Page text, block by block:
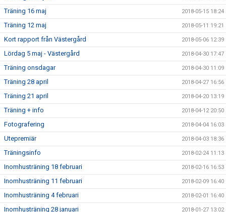
Träning 16 maj 2018-05-15 18:24
Träning 12 maj 2018-05-11 19:21
Kort rapport från Västergård 2018-05-06 12:39
Lördag 5 maj - Västergård 2018-04-30 17:47
Träning onsdagar 2018-04-30 11:09
Träning 28 april 2018-04-27 16:56
Träning 21 april 2018-04-20 13:19
Träning + info 2018-04-12 20:50
Fotografering 2018-04-04 16:03
Utepremiär 2018-04-03 18:36
Träningsinfo 2018-02-24 11:13
Inomhusträning 18 februari 2018-02-16 16:53
Inomhusträning 11 februari 2018-02-09 16:40
Inomhusträning 4 februari 2018-02-01 16:40
Inomhusträning 28 januari 2018-01-27 13:02